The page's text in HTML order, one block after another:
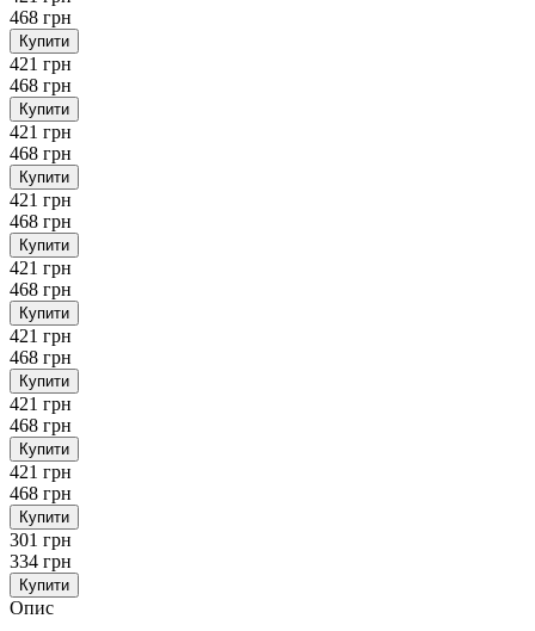
468 грн
Купити
421 грн
468 грн
Купити
421 грн
468 грн
Купити
421 грн
468 грн
Купити
421 грн
468 грн
Купити
421 грн
468 грн
Купити
421 грн
468 грн
Купити
421 грн
468 грн
Купити
301 грн
334 грн
Купити
Опис